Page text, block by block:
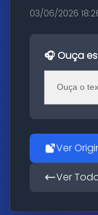
03/06/2026
🎧 Ouça
Ouça o
Ver
Ver